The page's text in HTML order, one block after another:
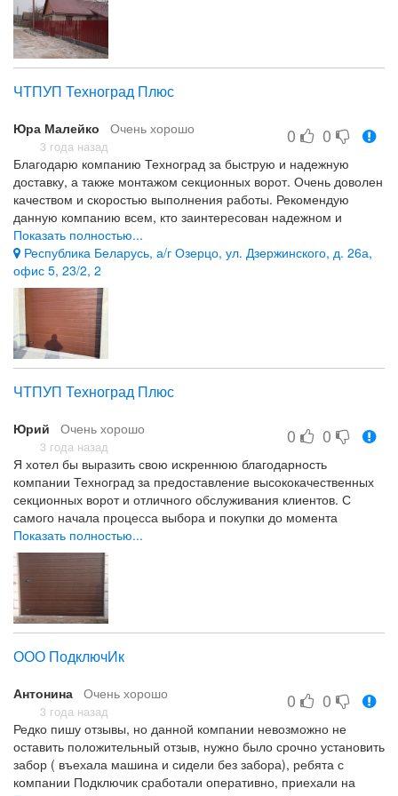
-
ЧТПУП Техноград Плюс
Юра Малейко Очень хорошо
3 года назад 0 0
Благодарю компанию Техноград за быструю и надежную
доставку, а также монтажом секционных ворот. Очень доволен
качеством и скоростью выполнения работы. Рекомендую
данную компанию всем, кто заинтересован надежном и
добросовестном поставщике.
цена, качество, персонал
Показать полностью...
Республика Беларусь, а/г Озерцо, ул. Дзержинского, д. 26а,
офис 5, 23/2, 2
ЧТПУП Техноград Плюс
Юрий Очень хорошо
3 года назад 0 0
Я хотел бы выразить свою искреннюю благодарность
компании Техноград за предоставление высококачественных
секционных ворот и отличного обслуживания клиентов. С
самого начала процесса выбора и покупки до момента
установки, компания проявила профессионализм,
компетентность и дружелюбие.
Особенно хочется отметить команду специалистов в области
обслуживания клиентов, которые всегда были готовы помочь и
консультировать меня на всех этапах. Благодаря их грамотной
определиться с выбором подходящих секционных ворот,
Доставка и установка ворот произошли в оговоренные сроки,
что свидетельствует о высокой надежности и ответственности
компании Техноград. Отдельное внимание заслуживает
качество выполнения работ: специалисты обеспечили
аккуратную и быструю установку, что существенно повысило
Показать полностью...
ООО ПодключИк
Антонина Очень хорошо
3 года назад 0 0
Редко пишу отзывы, но данной компании невозможно не
оставить положительный отзыв, нужно было срочно установить
забор ( въехала машина и сидели без забора), ребята с
компании Подключик сработали оперативно, приехали на